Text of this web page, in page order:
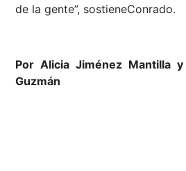
de la gente”, sostieneConrado.
Por Alicia Jiménez Mantilla
Guzmán